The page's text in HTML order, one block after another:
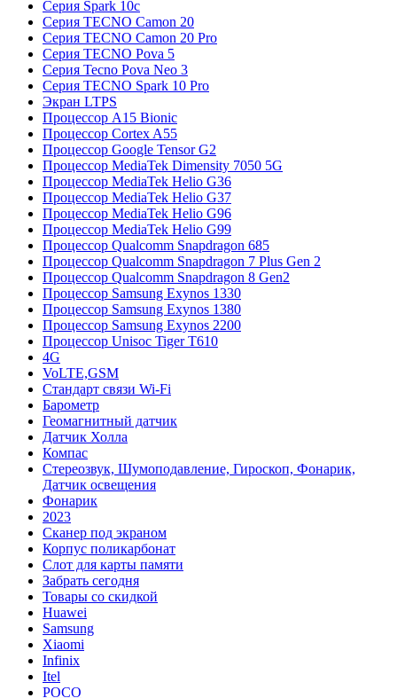
Серия Spark 10c
Серия TECNO Camon 20
Серия TECNO Camon 20 Pro
Серия TECNO Pova 5
Серия Tecno Pova Neo 3
Серия TECNO Spark 10 Pro
Экран LTPS
Процессор A15 Bionic
Процессор Cortex A55
Процессор Google Tensor G2
Процессор MediaTek Dimensity 7050 5G
Процессор MediaTek Helio G36
Процессор MediaTek Helio G37
Процессор MediaTek Helio G96
Процессор MediaTek Helio G99
Процессор Qualcomm Snapdragon 685
Процессор Qualcomm Snapdragon 7 Plus Gen 2
Процессор Qualcomm Snapdragon 8 Gen2
Процессор Samsung Exynos 1330
Процессор Samsung Exynos 1380
Процессор Samsung Exynos 2200
Процессор Unisoc Tiger T610
4G
VoLTE,GSM
Cтандарт связи Wi-Fi
Барометр
Геомагнитный датчик
Датчик Холла
Компас
Стереозвук, Шумоподавление, Гироскоп, Фонарик,
Датчик освещения
Фонарик
2023
Сканер под экраном
Корпус поликарбонат
Слот для карты памяти
Забрать сегодня
Товары со скидкой
Huawei
Samsung
Xiaomi
Infinix
Itel
POCO